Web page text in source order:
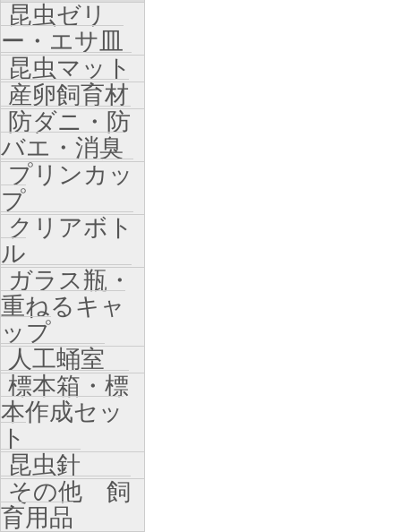
昆虫ゼリ
ー・エサ皿
昆虫マット
産卵飼育材
防ダニ・防
バエ・消臭
プリンカッ
プ
クリアボト
ル
ガラス瓶・
重ねるキャ
ップ
人工蛹室
標本箱・標
本作成セッ
ト
昆虫針
その他 飼
育用品